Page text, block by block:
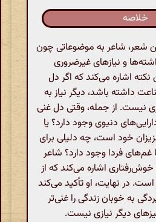
خلاصه
شاعر به موضوعاتی چون
و نیازهای غیرضروری
نکته اشاره می‌کند که اگر دل
داشته باشد، دیگر نیاز به
نیست. از جمله، وقتی دل غنی
دنیوی وجود دارد؟ یا
خود است، چه دلیلی برای
یا غم‌های فردا وجود دارد؟ شاعر
اشاره می‌کند که از
در نهایت، او تأکید می‌کند
به خوبان زندگی را غنی‌تر
دیگر نیازی نیست.